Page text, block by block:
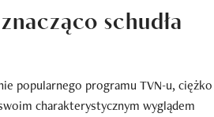
schudła
popularnego programu TVN-u, ciężko
charakterystycznym wyglądem